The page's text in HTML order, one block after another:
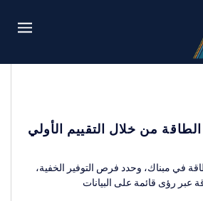
من خلال التقييم الأولي
في مبناك، وحدد فرص التوفير الخفية،
عبر رؤى قائمة على البيانات